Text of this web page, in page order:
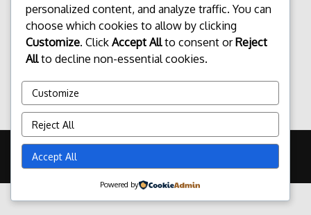
alam dan destinasi wisatanya,
kini mulai di kenal sebagai
pusat kerja modern dengan
munculnya agenda baru yang
semakin men...
admin Maret 27, 2026
Read More
Copyright © 2026 Update Terbaru Bali Portal News | Powered by
personalized content, and analyze traffic. You can
choose which cookies to allow by clicking
Customize. Click Accept Allto consent orReject
Allto decline non-essential cookies.
Customize
Reject All
Accept All
Powered by